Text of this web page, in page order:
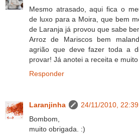
Mesmo atrasado, aqui fica o
de luxo para a Moira, que bem
de Laranja já provou que sabe
Arroz de Mariscos bem
agrião que deve fazer toda a
provar! Já anotei a receita e
Responder
Laranjinha
24/11/2010,
Bombom,
muito obrigada. :)